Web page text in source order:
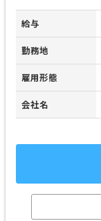
給与
勤務地
雇用形態
会社名